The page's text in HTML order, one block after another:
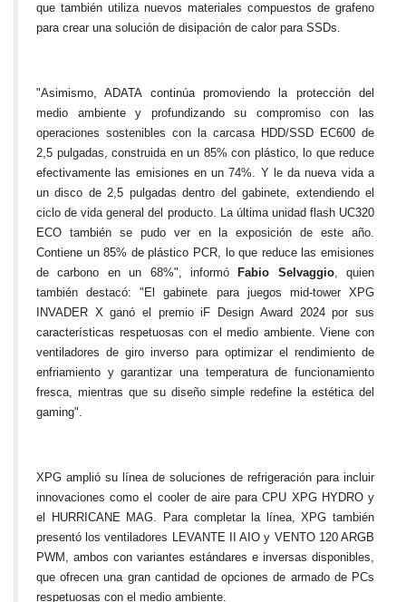
que también utiliza nuevos materiales compuestos de grafeno
para crear una solución de disipación de calor para SSDs.
"Asimismo, ADATA continúa promoviendo la protección del
medio ambiente y profundizando su compromiso con las
operaciones sostenibles con la carcasa HDD/SSD EC600 de
2,5 pulgadas, construida en un 85% con plástico, lo que reduce
efectivamente las emisiones en un 74%. Y le da nueva vida a
un disco de 2,5 pulgadas dentro del gabinete, extendiendo el
ciclo de vida general del producto. La última unidad flash UC320
ECO también se pudo ver en la exposición de este año.
Contiene un 85% de plástico PCR, lo que reduce las emisiones
de carbono en un 68%", informó
Fabio Selvaggio, quien
también destacó: "El gabinete para juegos mid-tower XPG
INVADER X ganó el premio iF Design Award 2024 por sus
características respetuosas con el medio ambiente. Viene con
ventiladores de giro inverso para optimizar el rendimiento de
enfriamiento y garantizar una temperatura de funcionamiento
fresca, mientras que su diseño simple redefine la estética del
gaming".
XPG amplió su línea de soluciones de refrigeración para incluir
innovaciones como el cooler de aire para CPU XPG HYDRO y
el HURRICANE MAG. Para completar la línea, XPG también
presentó los ventiladores LEVANTE II AIO y VENTO 120 ARGB
PWM, ambos con variantes estándares e inversas disponibles,
que ofrecen una gran cantidad de opciones de armado de PCs
respetuosas con el medio ambiente.